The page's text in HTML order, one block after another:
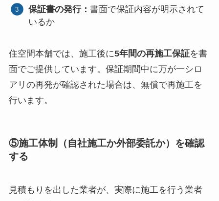
保証書の発行：書面で保証内容が明示されて
いるか
住空間本舗では、施工後に5年間の再施工保証を書
面でご提供しています。保証期間中に万が一シロ
アリの再発が確認された場合は、無償で再施工を
行います。
⑤施工体制（自社施工か外部委託か）を確認
する
見積もりを出した業者が、実際に施工を行う業者